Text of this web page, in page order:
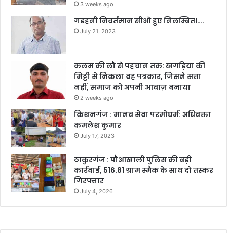
3 weeks ago
गडहनी निवर्तमान सीओ हुए निलम्बित।….
July 21, 2023
कलम की लौ से पहचान तक: खगड़िया की
मिट्टी से निकला वह पत्रकार, जिसने सत्ता
नहीं, समाज को अपनी आवाज़ बनाया
2 weeks ago
किशनगंज : मानव सेवा परमोधर्म: अधिवक्ता
कमलेश कुमार
July 17, 2023
ठाकुरगंज : पौआखाली पुलिस की बड़ी
कार्रवाई, 516.81 ग्राम स्मैक के साथ दो तस्कर
गिरफ्तार
July 4, 2026